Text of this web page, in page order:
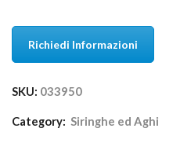
Richiedi Informazioni
SKU: 033950
Category: Siringhe ed Aghi